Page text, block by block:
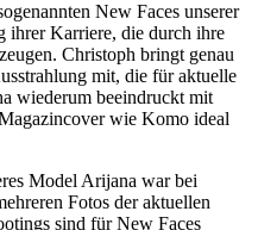
New Faces unserer
ihrer Karriere, die durch ihre
Christoph bringt genau
mit, die für aktuelle
wiederum beeindruckt mit
wie Komo ideal
Model Arijana war bei
Fotos der aktuellen
sind für New Faces